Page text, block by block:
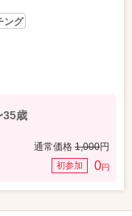
ング
35歳
通常価格 1,000円
初参加 0円